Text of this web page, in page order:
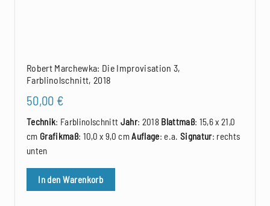
Robert Marchewka: Die Improvisation 3,
Farblinolschnitt, 2018
50,00 €
Technik: Farblinolschnitt Jahr: 2018 Blattmaß: 15,6 x 21,0
cm Grafikmaß: 10,0 x 9,0 cmAuflage: e.a.Signatur: rechts
unten
In den Warenkorb